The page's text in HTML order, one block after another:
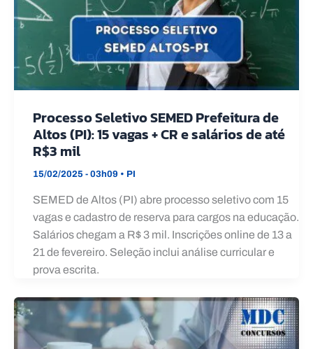
Processo Seletivo SEMED Prefeitura de
Altos (PI): 15 vagas + CR e salários de até
R$3 mil
15/02/2025 - 03h09 • PI
SEMED de Altos (PI) abre processo seletivo com 15
vagas e cadastro de reserva para cargos na educação.
Salários chegam a R$ 3 mil. Inscrições online de 13 a
21 de fevereiro. Seleção inclui análise curricular e
prova escrita.